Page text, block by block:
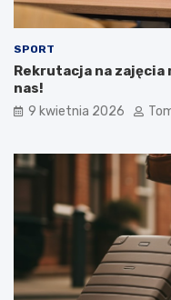
SPORT
Rekrutacja na zajęcia
nas!
9 kwietnia 2026